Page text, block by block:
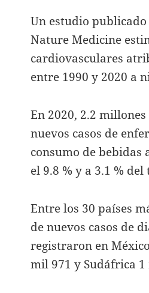
Un estudio
Nature Medicine
cardiovasculares
entre 1990 y 2020 a
En 2020, 2.2
nuevos casos de
consumo de
el 9.8 % y a 3.1 %
Entre los 30 países
de nuevos casos de
registraron en
mil 971 y Sudáfrica 1